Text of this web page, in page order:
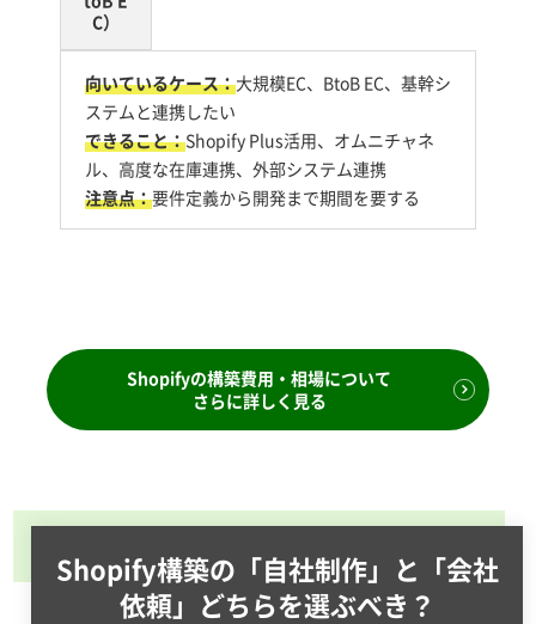
C）
向いているケース：大規模EC、BtoB EC、基幹シ
ステムと連携したい
できること：Shopify Plus活用、オムニチャネ
ル、高度な在庫連携、外部システム連携
注意点：要件定義から開発まで期間を要する
Shopifyの構築費用・相場について
さらに詳しく見る
Shopify構築の「自社制作」と「会社
依頼」どちらを選ぶべき？